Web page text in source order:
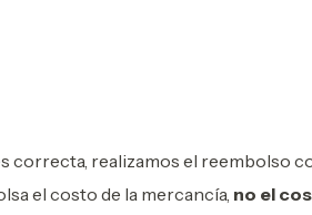
correcta, realizamos el reembolso
el costo de la mercancía, no el